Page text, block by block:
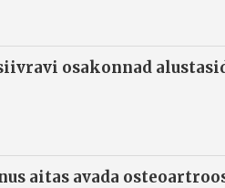
osakonnad
aitas avada